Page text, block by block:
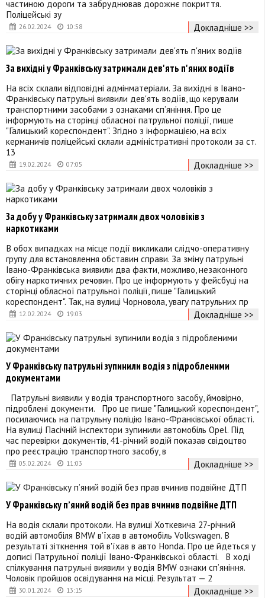
26.02.2024 10:58
частиною дороги та забруднював дорожнє покриття.
Поліцейські зу
Докладніше >>
19.02.2024 07:05
За вихідні у Франківську затримали дев'ять п'яних водіїв
На всіх склали відповідні адмінматеріали. За вихідні в Івано-
Франківську патрульні виявили дев'ять водіїв, що керували
транспортними засобами з ознаками сп’яніння. Про це
інформують на сторінці обласної патрульної поліції, пише
"Галицький кореспондент". Згідно з інформацією, на всіх
керманичів поліцейські склали адміністративні протоколи за ст.
13
Докладніше >>
12.02.2024 19:03
За добу у Франківську затримали двох чоловіків з
наркотиками
В обох випадках на місце події викликали слідчо-оперативну
групу для встановлення обставин справи. За зміну патрульні
Івано-Франківська виявили два факти, можливо, незаконного
обігу наркотичних речовин. Про це інформують у фейсбуці на
сторінці обласної патрульної поліції, пише "Галицький
кореспондент". Так, на вулиці Чорновола, увагу патрульних пр
Докладніше >>
05.02.2024 11:03
У Франківську патрульні зупинили водія з підробленими
документами
Патрульні виявили у водія транспортного засобу, ймовірно,
підроблені документи. Про це пише "Галицький кореспондент",
посилаючись на патрульну поліцію Івано-Франківської області.
На вулиці Пасічній інспектори зупинили автомобіль Opel. Під
час перевірки документів, 41-річний водій показав свідоцтво
про реєстрацію транспортного засобу, в
Докладніше >>
30.01.2024 13:15
У Франківську пʼяний водій без прав вчинив подвійне ДТП
На водія склали протоколи. На вулиці Хоткевича 27-річний
водій автомобіля BMW вʼїхав в автомобіль Volkswagen. В
результаті зіткнення той в'їхав в авто Honda. Про це йдеться у
дописі Патрульної поліції Івано-Франківської області. В ході
спілкування патрульні виявили у водія BMW ознаки сп’яніння.
Чоловік пройшов освідування на місці. Результат — 2
Докладніше >>